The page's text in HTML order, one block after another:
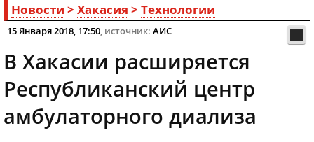
Новости > Хакасия > Технологии
15 Января 2018, 17:50, источник: АИС
В Хакасии расширяется
Республиканский центр
амбулаторного диализа